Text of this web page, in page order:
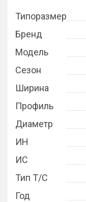
Типоразмер
Бренд
Модель
Сезон
Ширина
Профиль
Диаметр
ИН
ИС
Тип Т/С
Год